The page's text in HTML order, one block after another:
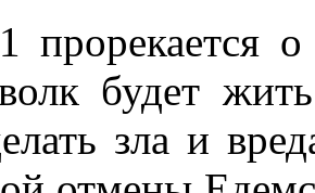
о
будет
зла и